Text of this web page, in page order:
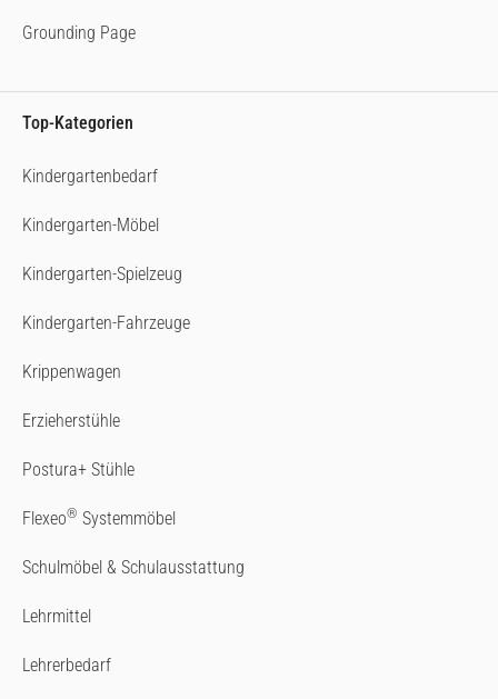
Grounding Page
Top-Kategorien
Kindergartenbedarf
Kindergarten-Möbel
Kindergarten-Spielzeug
Kindergarten-Fahrzeuge
Krippenwagen
Erzieherstühle
Postura+ Stühle
Flexeo® Systemmöbel
Schulmöbel & Schulausstattung
Lehrmittel
Lehrerbedarf